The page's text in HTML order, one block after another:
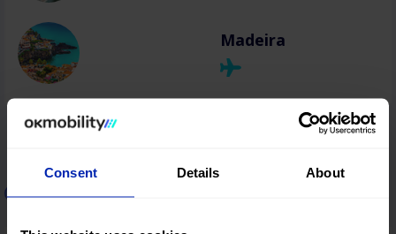
Consent Details About
Madeira
Autovermietung in Italien